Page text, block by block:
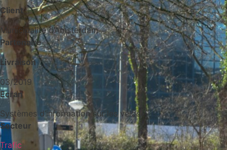
Client
Municipalité d’Amsterdam
Partenaire
Livraison
03/2019
Ecran
Systèmes d’information sur les vélos
Secteur
Trafic